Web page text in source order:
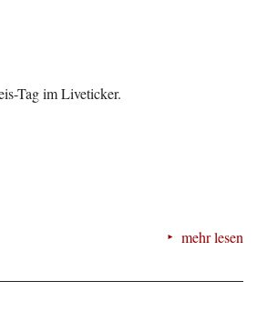
Tag im Liveticker.
mehr lesen